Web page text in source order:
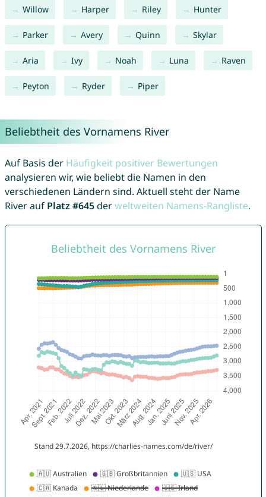
Willow Harper Riley Hunter
Parker Avery Quinn Skylar
Aria Ivy Noah Luna Raven
Peyton Ryder Piper
Beliebtheit des Vornamens River
Auf Basis der Häufigkeit positiver Bewertungen
analysieren wir, wie beliebt die Namen in den
verschiedenen Ländern sind. Aktuell steht der Name
River auf Platz #645derweltweiten Namens-Rangliste.